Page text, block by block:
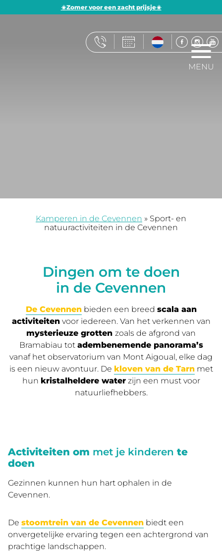
☀️Zomer voor een zacht prijsje☀️
MENU
Kamperen in de Cevennen » Sport- en
natuuractiviteiten in de Cevennen
Dingen om te doen
in de Cevennen
De Cevennenbieden een breed scala aan
activiteitenvoor iedereen. Van het verkennen van
mysterieuze grotten zoals de afgrond van
Bramabiau tot adembenemende panorama’s
vanaf het observatorium van Mont Aigoual, elke dag
is een nieuw avontuur. De kloven van de Tarnmet
hun kristalheldere waterzijn een must voor
natuurliefhebbers.
Activiteiten om met je kinderen te
doen
Gezinnen kunnen hun hart ophalen in de
Cevennen.
De stoomtrein van de Cevennen biedt een
onvergetelijke ervaring tegen een achtergrond van
prachtige landschappen.